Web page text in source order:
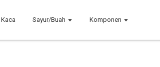
Sayur/Buah Komponen